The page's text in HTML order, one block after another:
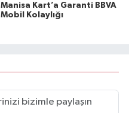
Manisa Kart’a Garanti BBVA
Mobil Kolaylığı